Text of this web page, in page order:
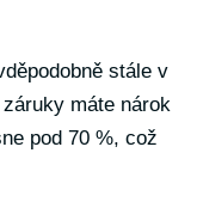
stále v
máte nárok
pod 70 %, což